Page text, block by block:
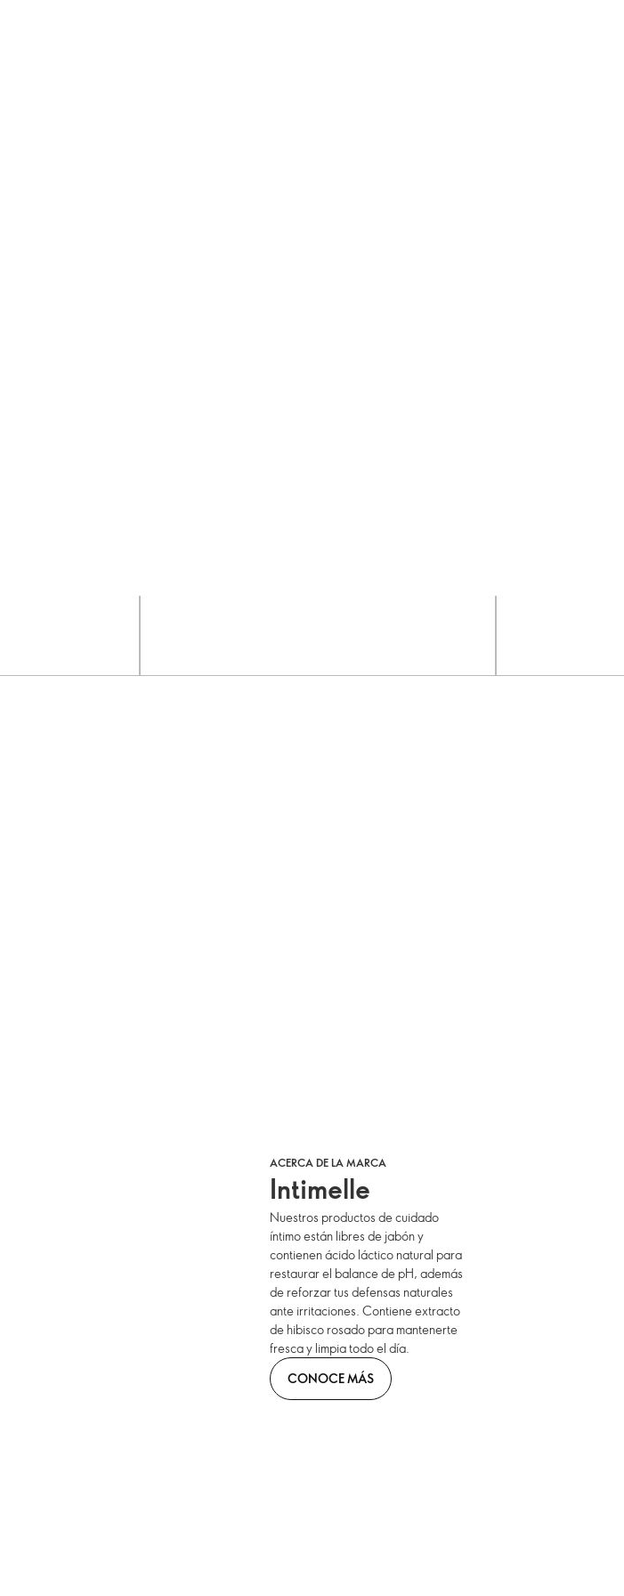
ACERCA DE LA MARCA
Intimelle
Nuestros productos de cuidado
íntimo están libres de jabón y
contienen ácido láctico natural para
restaurar el balance de pH, además
de reforzar tus defensas naturales
ante irritaciones. Contiene extracto
de hibisco rosado para mantenerte
fresca y limpia todo el día.
CONOCE MÁS